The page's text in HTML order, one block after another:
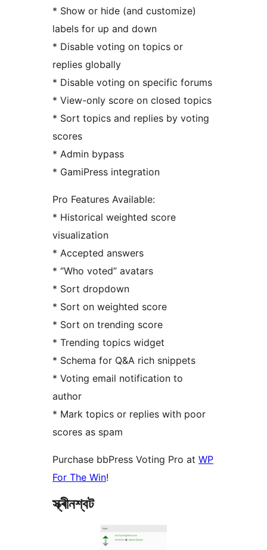
* Show or hide (and customize)
labels for up and down
* Disable voting on topics or
replies globally
* Disable voting on specific forums
* View-only score on closed topics
* Sort topics and replies by voting
scores
* Admin bypass
* GamiPress integration
Pro Features Available:
* Historical weighted score
visualization
* Accepted answers
* “Who voted” avatars
* Sort dropdown
* Sort on weighted score
* Sort on trending score
* Trending topics widget
* Schema for Q&A rich snippets
* Voting email notification to
author
* Mark topics or replies with poor
scores as spam
Purchase bbPress Voting Pro at WP
For The Win!
স্ক্ৰীনশ্বট